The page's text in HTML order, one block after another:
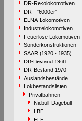
DR-Rekolokomotiven
DR - "6000er"
ELNA-Lokomotiven
Industrielokomotiven
Feuerlose Lokomotiven
Sonderkonstruktionen
SAAR (1920 - 1935)
DB-Bestand 1968
DR-Bestand 1970
Auslandsbestände
Lokbestandslisten
Privatbahnen
Niebüll-Dagebüll
LBE
ELE